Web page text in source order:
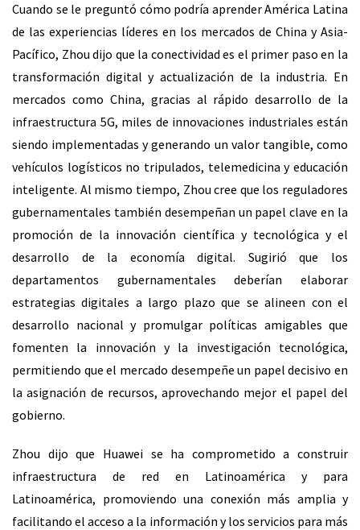
Cuando se le preguntó cómo podría aprender América Latina
de las experiencias líderes en los mercados de China y Asia-
Pacífico, Zhou dijo que la conectividad es el primer paso en la
transformación digital y actualización de la industria. En
mercados como China, gracias al rápido desarrollo de la
infraestructura 5G, miles de innovaciones industriales están
siendo implementadas y generando un valor tangible, como
vehículos logísticos no tripulados, telemedicina y educación
inteligente. Al mismo tiempo, Zhou cree que los reguladores
gubernamentales también desempeñan un papel clave en la
promoción de la innovación científica y tecnológica y el
desarrollo de la economía digital. Sugirió que los
departamentos gubernamentales deberían elaborar
estrategias digitales a largo plazo que se alineen con el
desarrollo nacional y promulgar políticas amigables que
fomenten la innovación y la investigación tecnológica,
permitiendo que el mercado desempeñe un papel decisivo en
la asignación de recursos, aprovechando mejor el papel del
gobierno.
Zhou dijo que Huawei se ha comprometido a construir
infraestructura de red en Latinoamérica y para
Latinoamérica, promoviendo una conexión más amplia y
facilitando el acceso a la información y los servicios para más